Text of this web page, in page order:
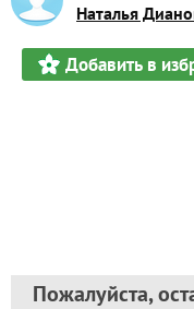
Наталья
Добавить в
Пожалуйста,